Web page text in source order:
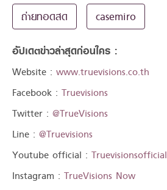
ถ่ายทอดสด casemiro
อัปเดตข่าวล่าสุดก่อนใคร :
Website : www.truevisions.co.th
Facebook : Truevisions
Twitter : @TrueVisions
Line : @Truevisions
Youtube official : Truevisionsofficial
Instagram : TrueVisions Now